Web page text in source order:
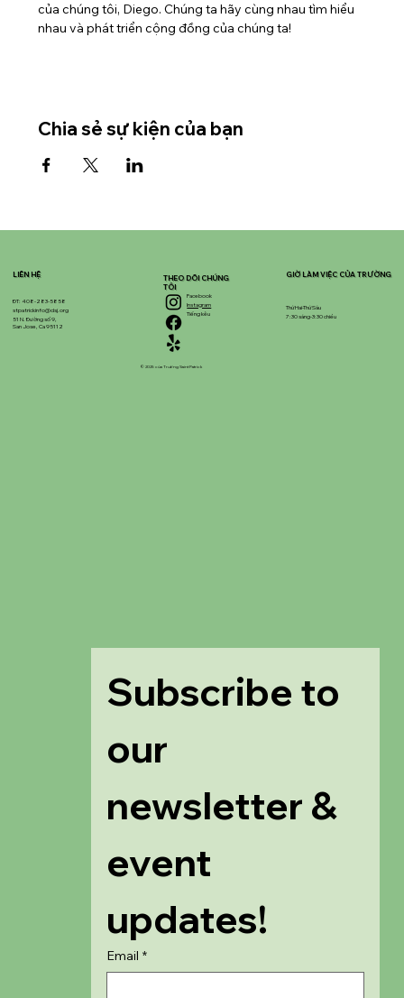
của chúng tôi, Diego. Chúng ta hãy cùng nhau tìm hiểu
nhau và phát triển cộng đồng của chúng ta!
Chia sẻ sự kiện của bạn
LIÊN HỆ
ĐT: 408-283-5858
stpatrickinfo@dsj.org
51 N. Đường số 9,
San Jose, Ca 95112
Subscribe to
our
newsletter &
event
updates!
Email *
Facebook
Instagram
Tiếng kêu
THEO DÕI CHÚNG
TÔI
© 2025 của Trường Saint Patrick
GIỜ LÀM VIỆC CỦA TRƯỜNG
Thứ Hai-Thứ Sáu
7:30 sáng-3:30 chiều